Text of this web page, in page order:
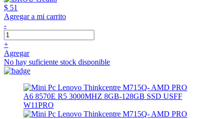
$ 51
Agregar a mi carrito
-
+
Agregar
No hay suficiente stock disponible